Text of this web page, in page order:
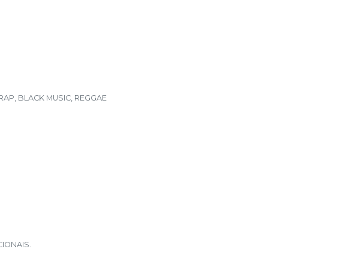
BLACK MUSIC, REGGAE